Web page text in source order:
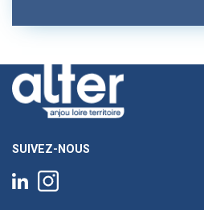
SUIVEZ-NOUS